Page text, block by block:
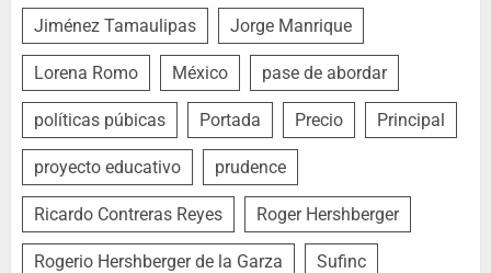
Jiménez Tamaulipas Jorge Manrique
Lorena Romo México pase de abordar
políticas púbicas Portada Precio Principal
proyecto educativo prudence
Ricardo Contreras Reyes Roger Hershberger
Rogerio Hershberger de la Garza Sufinc